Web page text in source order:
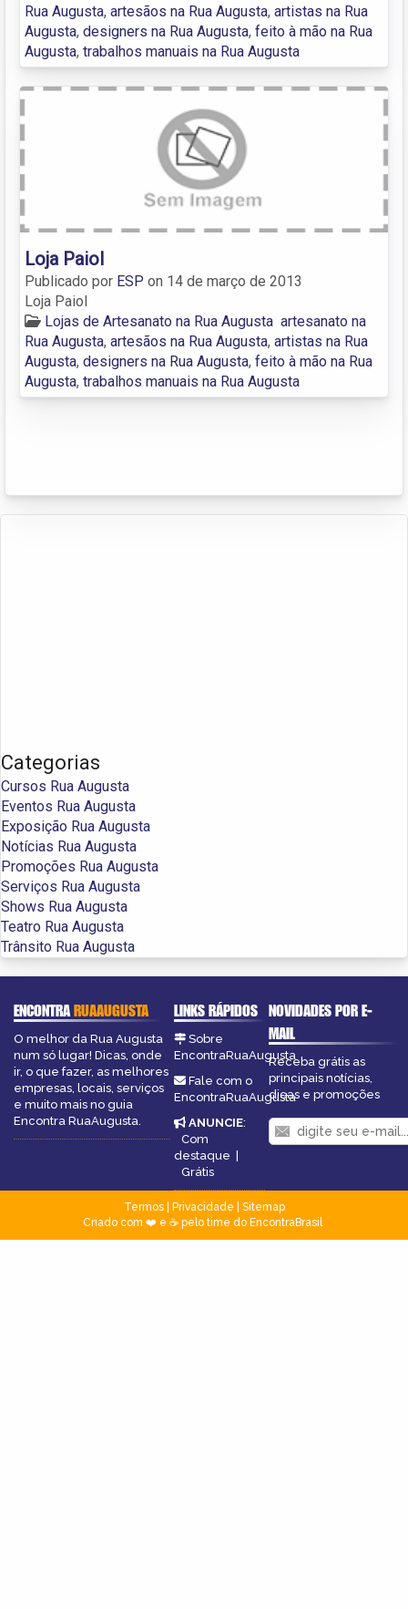
Rua Augusta, artesãos na Rua Augusta, artistas na Rua
Augusta, designers na Rua Augusta, feito à mão na Rua
Augusta, trabalhos manuais na Rua Augusta
Loja Paiol
Publicado por ESP on 14 de março de 2013
Loja Paiol
Lojas de Artesanato na Rua Augusta artesanato na
Rua Augusta, artesãos na Rua Augusta, artistas na Rua
Augusta, designers na Rua Augusta, feito à mão na Rua
Augusta, trabalhos manuais na Rua Augusta
Categorias
Cursos Rua Augusta
Eventos Rua Augusta
Exposição Rua Augusta
Notícias Rua Augusta
Promoções Rua Augusta
Serviços Rua Augusta
Shows Rua Augusta
Teatro Rua Augusta
Trânsito Rua Augusta
ENCONTRARUAAUGUSTA
O melhor da Rua Augusta
num só lugar! Dicas, onde
ir, o que fazer, as melhores
empresas, locais, serviços
e muito mais no guia
Encontra RuaAugusta.
LINKS RÁPIDOS
Sobre
EncontraRuaAugusta
Fale com o
EncontraRuaAugusta
ANUNCIE:
Com
destaque |
Grátis
NOVIDADES POR E-
MAIL
Receba grátis as
principais notícias,
dicas e promoções
Termos| Privacidade
Sitemap
Criado com ❤️ e ☕ pelo time do EncontraBrasil